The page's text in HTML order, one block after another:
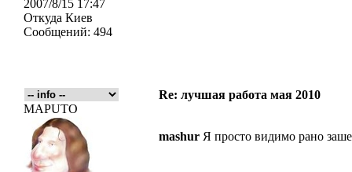
2007/8/15 17:47
Откуда Киев
Сообщений: 494
Re: лучшая работа мая 2010
MAPUTO
mashur Я просто видимо рано